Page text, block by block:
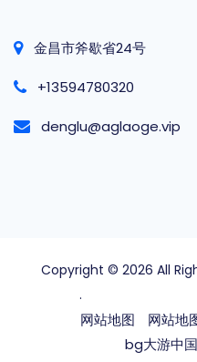
金昌市斧歇省24号
+13594780320
denglu@aglaoge.vip
Copyright © 2026 All
.
网站地图 网站地
bg大游中